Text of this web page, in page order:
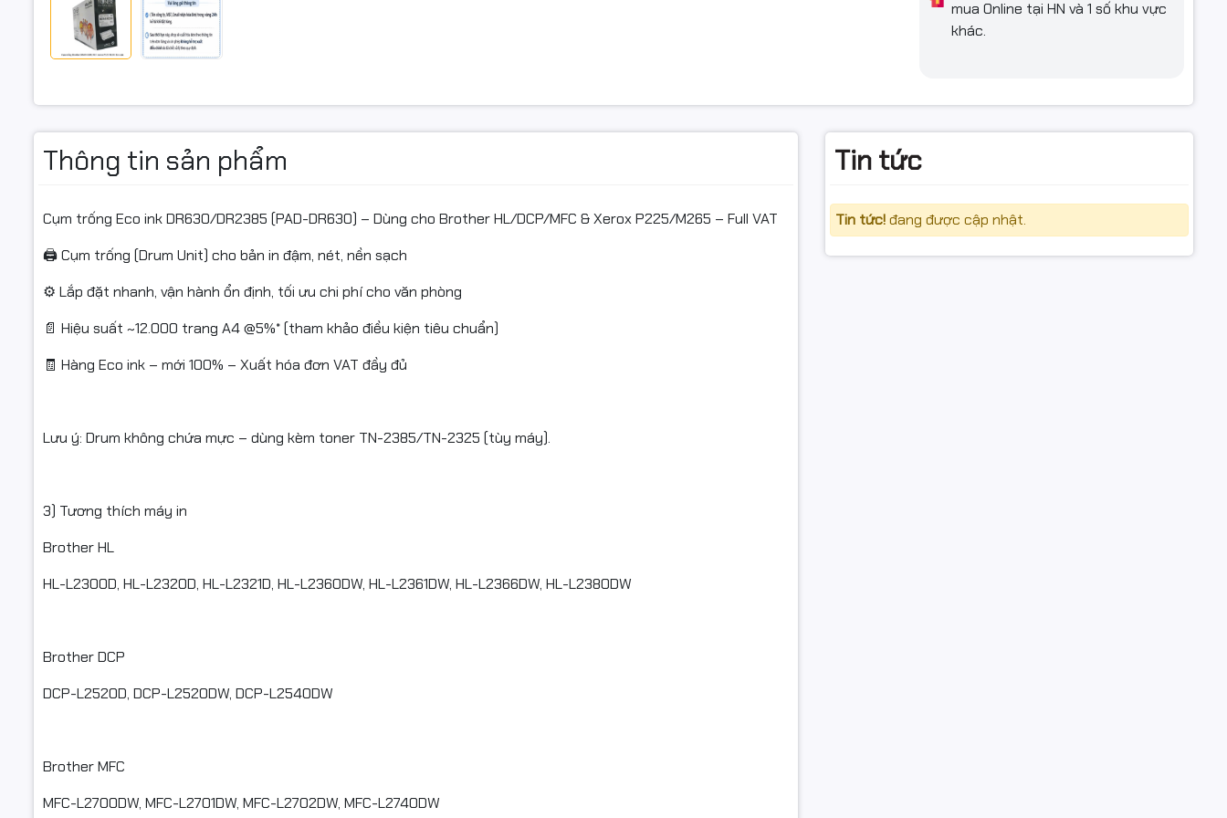
mua Online tại HN và 1 số khu vực
khác.
Thông tin sản phẩm
Cụm trống Eco ink DR630/DR2385 (PAD-DR630) – Dùng cho Brother HL/DCP/MFC & Xerox P225/M265 – Full VAT
🖨️ Cụm trống (Drum Unit) cho bản in đậm, nét, nền sạch
⚙️ Lắp đặt nhanh, vận hành ổn định, tối ưu chi phí cho văn phòng
📄 Hiệu suất ~12.000 trang A4 @5%* (tham khảo điều kiện tiêu chuẩn)
🧾 Hàng Eco ink – mới 100% – Xuất hóa đơn VAT đầy đủ
Lưu ý: Drum không chứa mực – dùng kèm toner TN-2385/TN-2325 (tùy máy).
3) Tương thích máy in
Brother HL
HL-L2300D, HL-L2320D, HL-L2321D, HL-L2360DW, HL-L2361DW, HL-L2366DW, HL-L2380DW
Brother DCP
DCP-L2520D, DCP-L2520DW, DCP-L2540DW
Brother MFC
MFC-L2700DW, MFC-L2701DW, MFC-L2702DW, MFC-L2740DW
Tin tức
Tin tức!đang được cập nhật.
Brother DCP
Brother MFC
MFC-L2700DW, MFC-L2701DW, MFC-L2702DW, MFC-L2740DW
Fuji Xerox (đen trắng)
DocuPrint P225d / P225db / P265dw / M225dw / M225z / M265z